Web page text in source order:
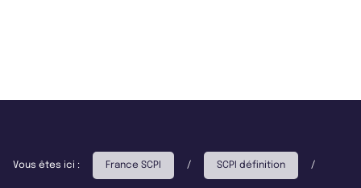
Vous êtes ici : France SCPI / SCPI définition /